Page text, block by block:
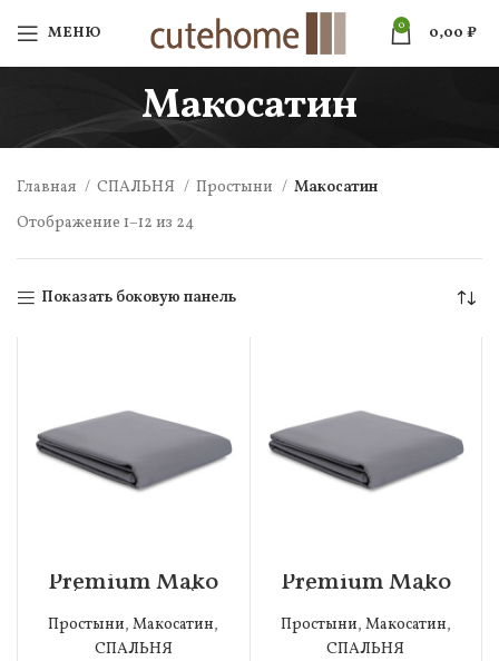
МЕНЮ 0 0,00 ₽
Макосатин
Главная СПАЛЬНЯ Простыни
Макосатин
Отображение 1–12 из 24
Показать боковую панель
Premium Mako
(антрацит)
Простыня
180х230
Простыни,Макосатин,
СПАЛЬНЯ
Premium Mako
(антрацит)
Простыня
240х260
Простыни, Макосатин,
СПАЛЬНЯ